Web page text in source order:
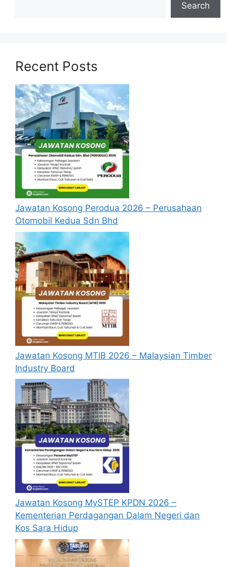
Search
Recent Posts
Jawatan Kosong Perodua 2026 – Perusahaan
Otomobil Kedua Sdn Bhd
Jawatan Kosong MTIB 2026 – Malaysian Timber
Industry Board
Jawatan Kosong MySTEP KPDN 2026 –
Kementerian Perdagangan Dalam Negeri dan
Kos Sara Hidup